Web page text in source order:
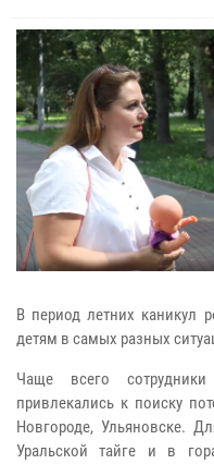
В период летних каникул
детям в самых разных
Чаще всего
привлекались к поиску
Новгороде, Ульяновске.
Уральской тайге и в